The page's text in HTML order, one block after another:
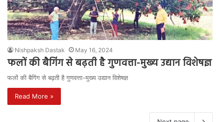
Nishpaksh Dastak May 16, 2024
फलों की बैगिंग से बढ़ती है गुणवत्ता-मुख्य उद्यान विशेषज्ञ
फलों की बैगिंग से बढ़ती है गुणवत्ता-मुख्य उद्यान विशेषज्ञ
Read More »